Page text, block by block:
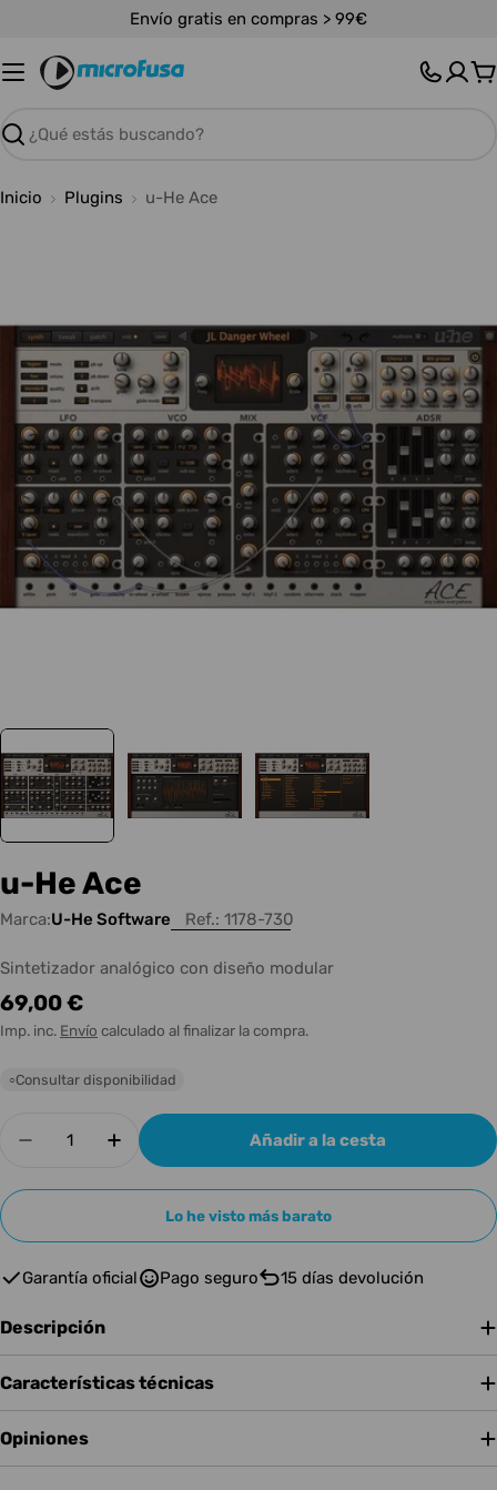
contenido
Envío gratis en compras > 99€
Buscar
Inicio Plugins u-He Ace
medios 0 en modal
u-He Ace
Marca:U-He Software Ref.: 1178-730
Sintetizador analógico con diseño modular
Precio
habitual
69,00 €
Imp. inc. Envío calculado al finalizar la compra.
○Consultar disponibilidad
Disminuir cantidad para u-He Ace
Aumentar cantidad para u-He Ace
Añadir a la cesta
Lo he visto más barato
Garantía oficial Pago seguro 15 días devolución
Descripción
Características técnicas
Opiniones